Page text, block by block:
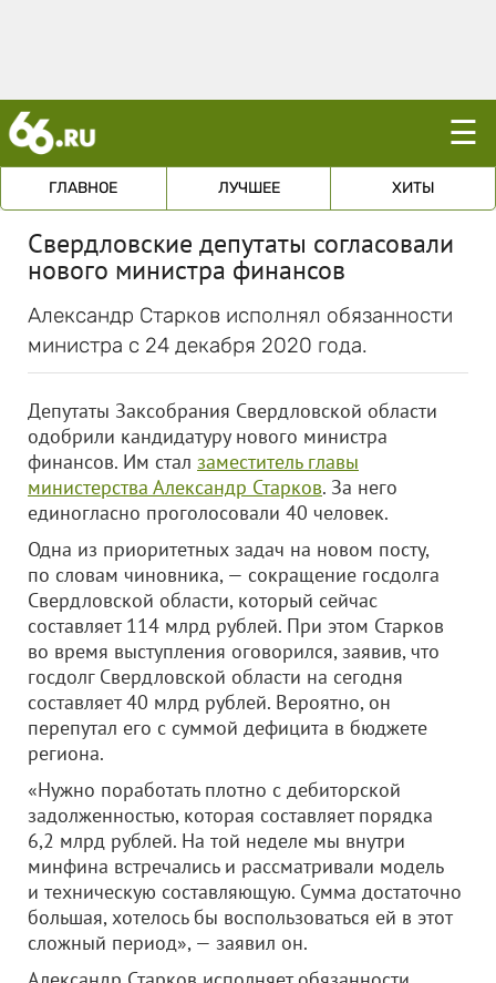
☰
ГЛАВНОЕ ЛУЧШЕЕ ХИТЫ
Свердловские депутаты согласовали
нового министра финансов
Александр Старков исполнял обязанности
министра с 24 декабря 2020 года.
Депутаты Заксобрания Свердловской области
одобрили кандидатуру нового министра
финансов. Им стал заместитель главы
министерства Александр Старков. За него
единогласно проголосовали 40 человек.
Одна из приоритетных задач на новом посту,
по словам чиновника, — сокращение госдолга
Свердловской области, который сейчас
составляет 114 млрд рублей. При этом Старков
во время выступления оговорился, заявив, что
госдолг Свердловской области на сегодня
составляет 40 млрд рублей. Вероятно, он
перепутал его с суммой дефицита в бюджете
региона.
«Нужно поработать плотно с дебиторской
задолженностью, которая составляет порядка
6,2 млрд рублей. На той неделе мы внутри
минфина встречались и рассматривали модель
и техническую составляющую. Сумма достаточно
большая, хотелось бы воспользоваться ей в этот
сложный период», — заявил он.